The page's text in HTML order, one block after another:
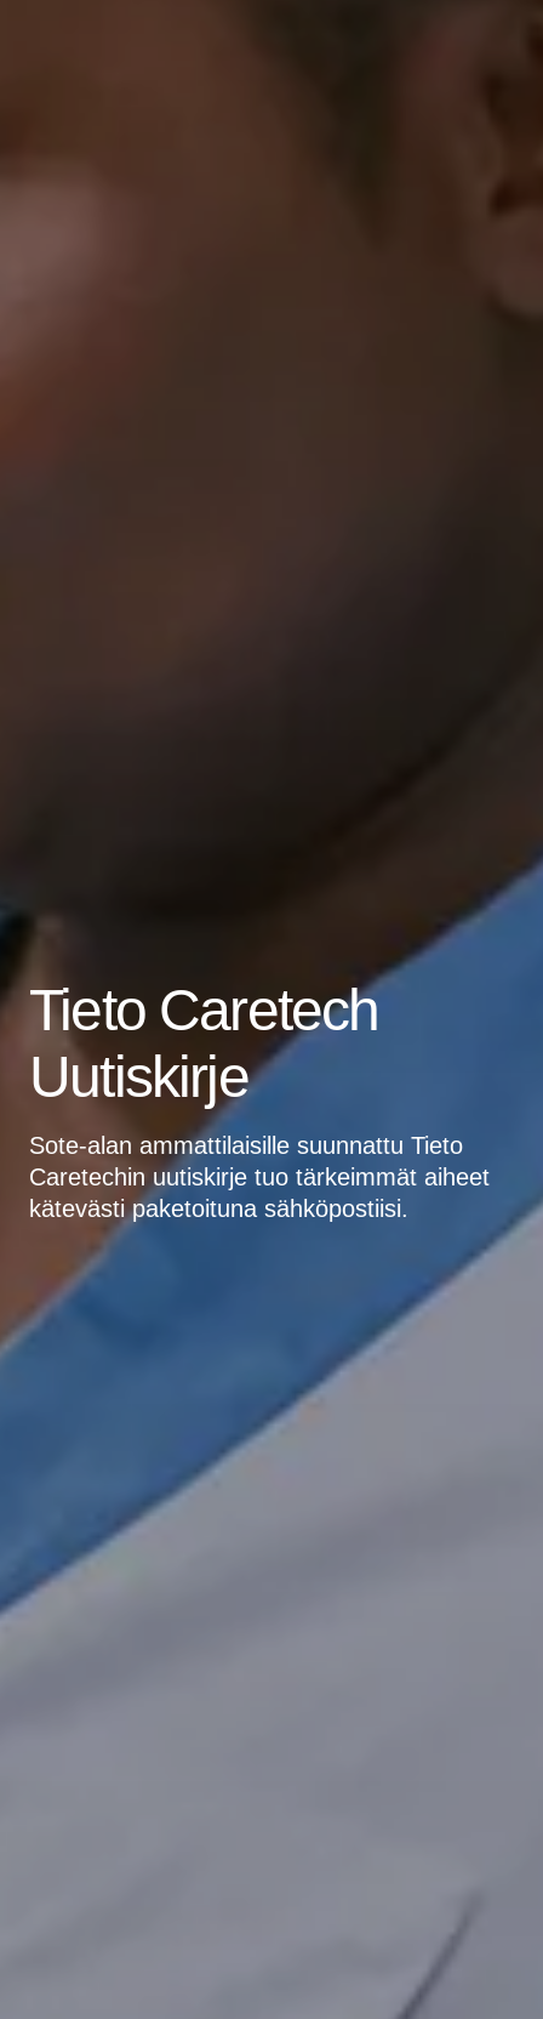
Tieto Caretech
Uutiskirje
Sote-alan ammattilaisille suunnattu Tieto
Caretechin uutiskirje tuo tärkeimmät aiheet
kätevästi paketoituna sähköpostiisi.